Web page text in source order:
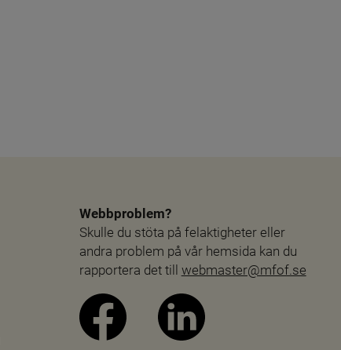
Webbproblem?
Skulle du stöta på felaktigheter eller
andra problem på vår hemsida kan du
rapportera det till webmaster@mfof.se